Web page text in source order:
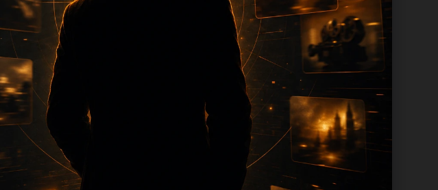
、站内推荐和清晰的层级路径，减少用户反复返回搜索页。第51篇
题聚合提供可点击入口。如果后续发现页面缺图、标题过短、描述